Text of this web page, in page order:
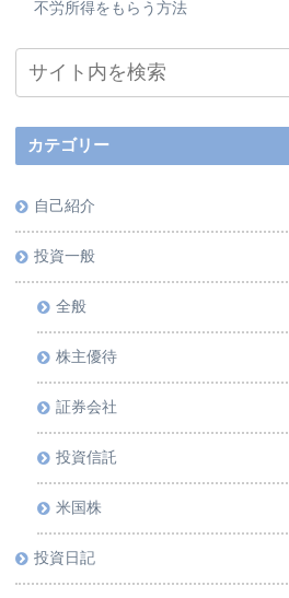
不労所得をもらう方法
カテゴリー
自己紹介
投資一般
全般
株主優待
証券会社
投資信託
米国株
投資日記